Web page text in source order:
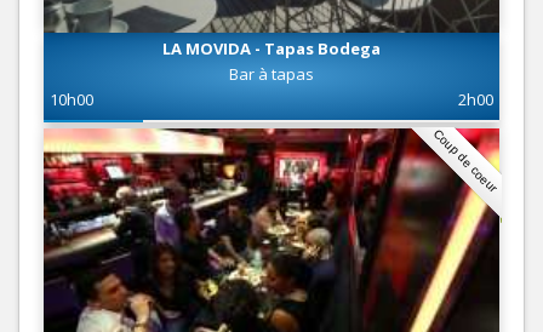
LA MOVIDA - Tapas Bodega
Bar à tapas
10h00
2h00
Coup de coeur